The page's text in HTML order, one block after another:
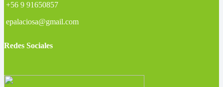
+56 9 91650857
epalaciosa@gmail.com
Redes Sociales